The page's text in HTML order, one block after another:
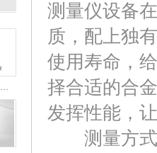
EC-770 两用涂层测厚仪
测量仪设备
质，配上独
使用寿命，
择合适的合
发挥性能，
测量方式